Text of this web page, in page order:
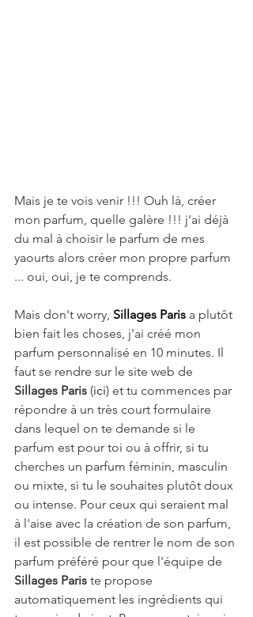
Mais je te vois venir !!! Ouh là, créer
mon parfum, quelle galère !!! j'ai déjà
du mal à choisir le parfum de mes
yaourts alors créer mon propre parfum
... oui, oui, je te comprends.
Mais don't worry, Sillages Paris a plutôt
bien fait les choses, j'ai créé mon
parfum personnalisé en 10 minutes. Il
faut se rendre sur le site web de
Sillages Paris (ici) et tu commences par
répondre à un très court formulaire
dans lequel on te demande si le
parfum est pour toi ou à offrir, si tu
cherches un parfum féminin, masculin
ou mixte, si tu le souhaites plutôt doux
ou intense. Pour ceux qui seraient mal
à l'aise avec la création de son parfum,
il est possible de rentrer le nom de son
parfum préféré pour que l'équipe de
Sillages Paris te propose
automatiquement les ingrédients qui